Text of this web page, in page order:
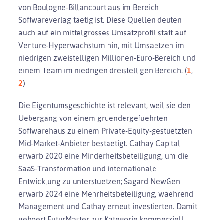
von Boulogne-Billancourt aus im Bereich
Softwareverlag taetig ist. Diese Quellen deuten
auch auf ein mittelgrosses Umsatzprofil statt auf
Venture-Hyperwachstum hin, mit Umsaetzen im
niedrigen zweistelligen Millionen-Euro-Bereich und
einem Team im niedrigen dreistelligen Bereich. (1,
2)
Die Eigentumsgeschichte ist relevant, weil sie den
Uebergang von einem gruendergefuehrten
Softwarehaus zu einem Private-Equity-gestuetzten
Mid-Market-Anbieter bestaetigt. Cathay Capital
erwarb 2020 eine Minderheitsbeteiligung, um die
SaaS-Transformation und internationale
Entwicklung zu unterstuetzen; Sagard NewGen
erwarb 2024 eine Mehrheitsbeteiligung, waehrend
Management und Cathay erneut investierten. Damit